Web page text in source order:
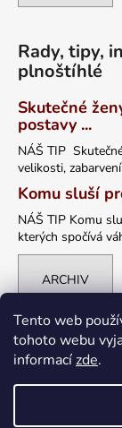
Tento web
tohoto webu
informacízde.
Rady, tipy,
plnoštíhlé
Skutečné
postavy ...
NÁŠ TIP
velikosti,
Komu sluší
NÁŠ TIP Komu
kterých spočívá
ARCHIV